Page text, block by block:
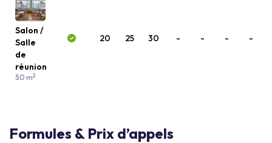
Salon /
Salle
de
réunion
50 m2
20 25 30 - - - -
Formules & Prix d’appels